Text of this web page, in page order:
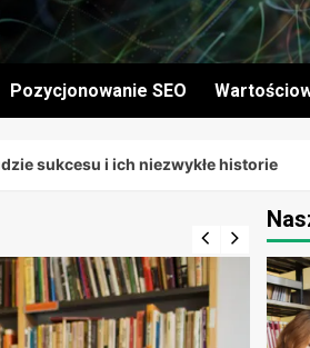
Pozycjonowanie SEO
i ich niezwykłe historie